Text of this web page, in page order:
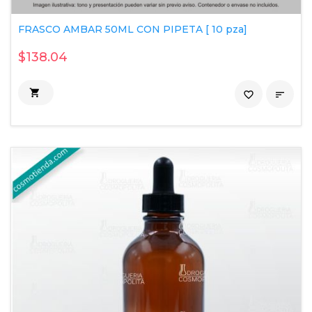
FRASCO AMBAR 50ML CON PIPETA [ 10 pza]
$138.04
 
favorite_border